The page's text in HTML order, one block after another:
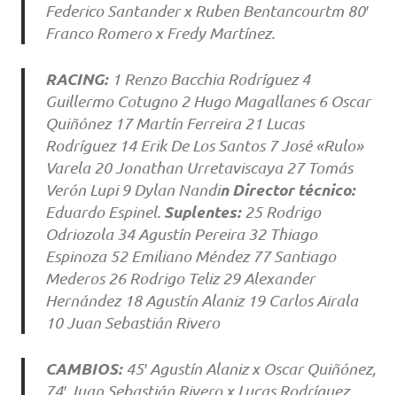
Federico Santander x Ruben Bentancourtm 80′
Franco Romero x Fredy Martínez.
RACING:1 Renzo Bacchia Rodríguez 4
Guillermo Cotugno 2 Hugo Magallanes 6 Oscar
Quiñónez 17 Martín Ferreira 21 Lucas
Rodríguez 14 Erik De Los Santos 7 José «Rulo»
Varela 20 Jonathan Urretaviscaya 27 Tomás
Verón Lupi 9 Dylan NandinDirector técnico:
Eduardo Espinel. Suplentes:25 Rodrigo
Odriozola 34 Agustín Pereira 32 Thiago
Espinoza 52 Emiliano Méndez 77 Santiago
Mederos 26 Rodrigo Teliz 29 Alexander
Hernández 18 Agustín Alaniz 19 Carlos Airala
10 Juan Sebastián Rivero
CAMBIOS:45′ Agustín Alaniz x Oscar Quiñónez,
74′ Juan Sebastián Rivero x Lucas Rodríguez,